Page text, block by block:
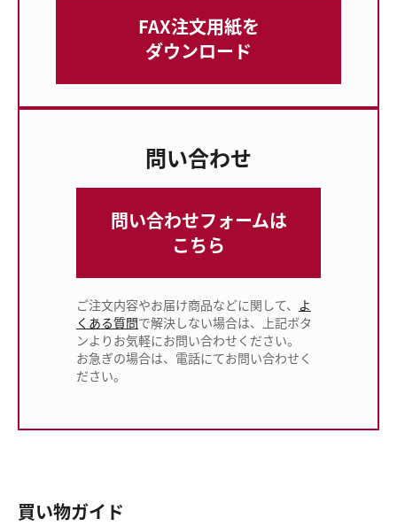
FAX注文用紙を
ダウンロード
問い合わせ
問い合わせフォームは
こちら
ご注文内容やお届け商品などに関して、 よ
くある質問で解決しない場合は、上記ボタ
ンよりお気軽にお問い合わせください。
お急ぎの場合は、電話にてお問い合わせく
ださい。
買い物ガイド